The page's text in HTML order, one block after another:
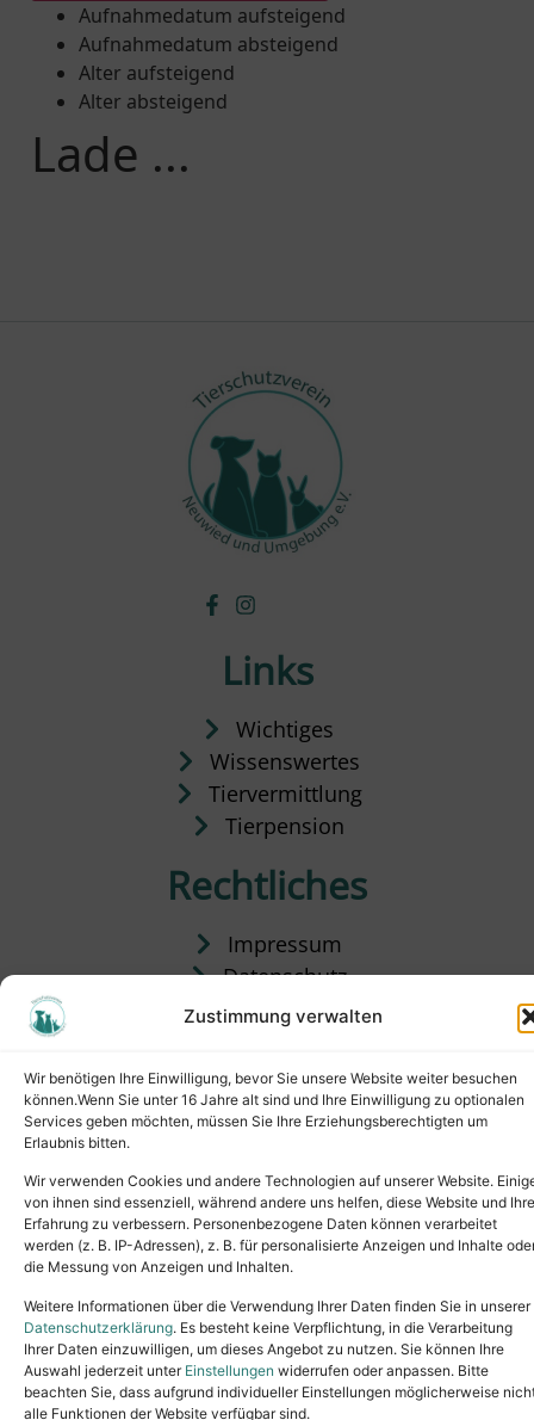
Zustimmung verwalten
Wir benötigen Ihre Einwilligung, bevor Sie unsere Website weiter besuchen
können.Wenn Sie unter 16 Jahre alt sind und Ihre Einwilligung zu optionalen
Services geben möchten, müssen Sie Ihre Erziehungsberechtigten um
Erlaubnis bitten.
Wir verwenden Cookies und andere Technologien auf unserer Website.
von ihnen sind essenziell, während andere uns helfen, diese Website und Ihre
Erfahrung zu verbessern. Personenbezogene Daten können verarbeitet
werden (z. B. IP-Adressen), z. B. für personalisierte Anzeigen und Inhalte
die Messung von Anzeigen und Inhalten.
Weitere Informationen über die Verwendung Ihrer Daten finden Sie in unserer
Datenschutzerklärung. Es besteht keine Verpflichtung, in die Verarbeitung
Ihrer Daten einzuwilligen, um dieses Angebot zu nutzen. Sie können Ihre
Auswahl jederzeit unter Einstellungen widerrufen oder anpassen. Bitte
beachten Sie, dass aufgrund individueller Einstellungen möglicherweise
alle Funktionen der Website verfügbar sind.
Aufnahmedatum aufsteigend
Aufnahmedatum absteigend
Alter aufsteigend
Alter absteigend
Lade ...
Links
Wichtiges
Wissenswertes
Tiervermittlung
Tierpension
Rechtliches
Impressum
Datenschutz
Satzung
Copyright © 2024. All rights reserved.
Tel.: (02631) 55356buero@tierheim-neuwied.de
Ludwigshof 1, 56567 Neuwied